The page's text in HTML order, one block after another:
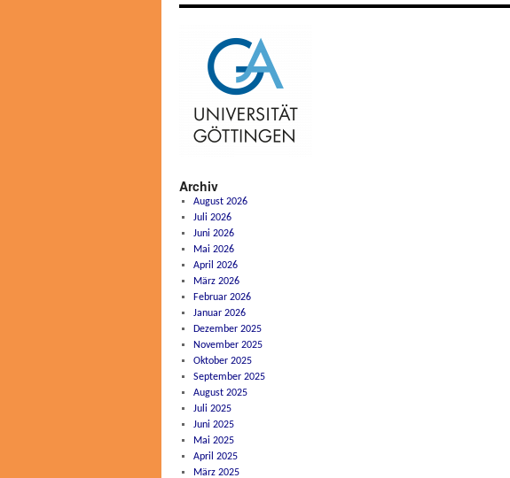
Archiv
August 2026
Juli 2026
Juni 2026
Mai 2026
April 2026
März 2026
Februar 2026
Januar 2026
Dezember 2025
November 2025
Oktober 2025
September 2025
August 2025
Juli 2025
Juni 2025
Mai 2025
April 2025
März 2025